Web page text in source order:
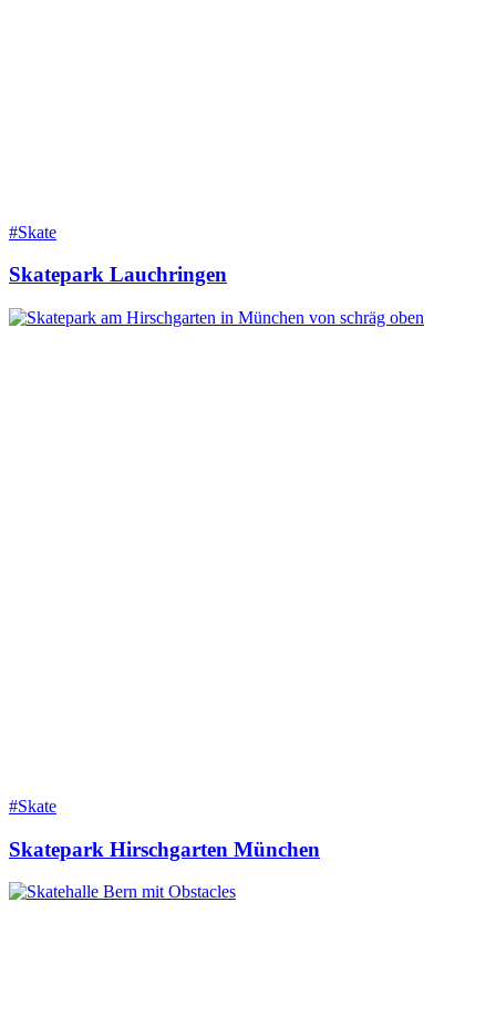
#Skate
Skatepark Lauchringen
#Skate
Skatepark Hirschgarten München